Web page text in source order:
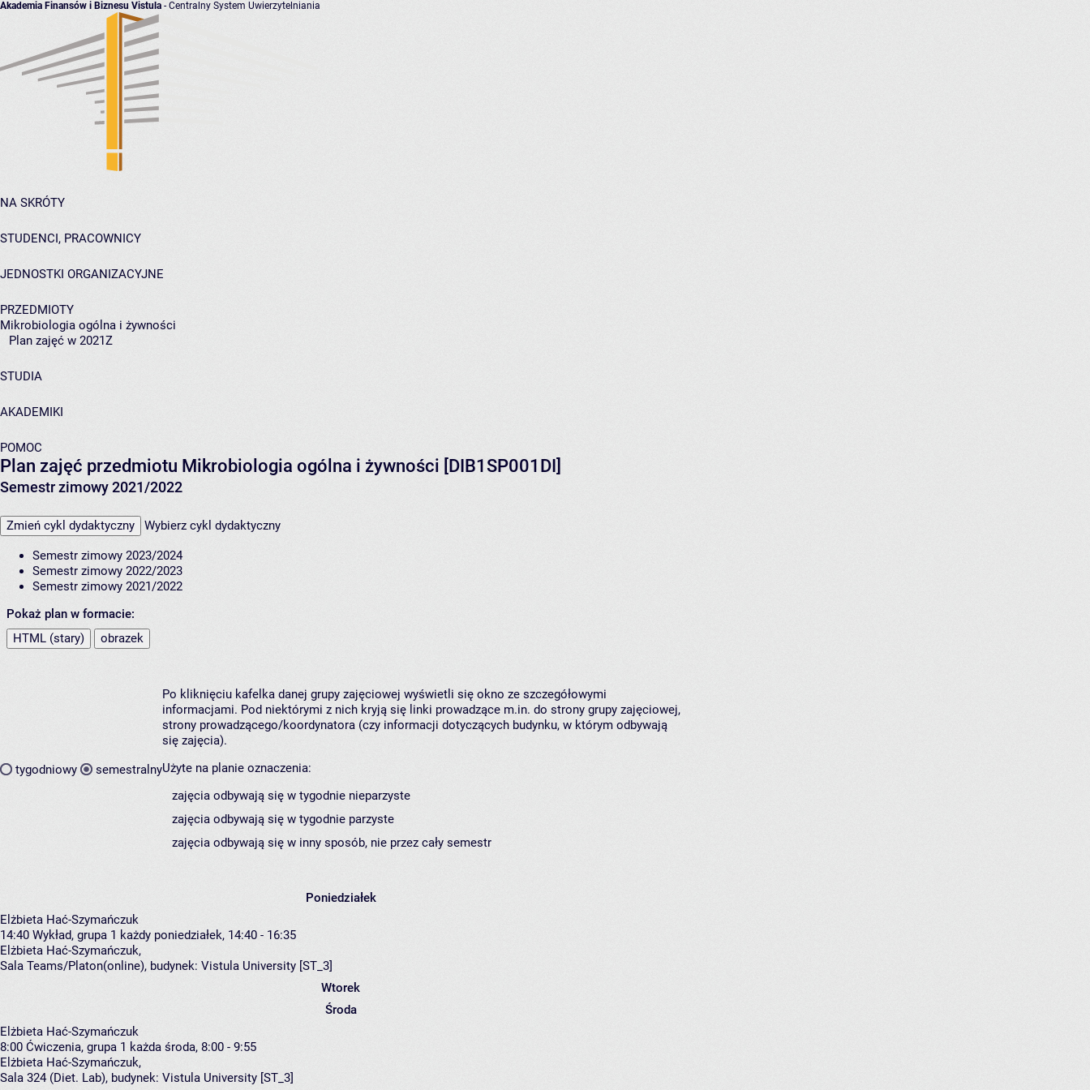
Akademia Finansów i Biznesu Vistula - Centralny System Uwierzytelniania
NA SKRÓTY
STUDENCI, PRACOWNICY
JEDNOSTKI ORGANIZACYJNE
PRZEDMIOTY
Mikrobiologia ogólna i żywności
Plan zajęć w 2021Z
STUDIA
AKADEMIKI
POMOC
Plan zajęć przedmiotu Mikrobiologia ogólna i żywności [DIB1SP001DI]
Semestr zimowy 2021/2022
Zmień cykl dydaktyczny Wybierz cykl dydaktyczny
Semestr zimowy 2023/2024
Semestr zimowy 2022/2023
Semestr zimowy 2021/2022
Pokaż plan w formacie:
HTML (stary)
obrazek
tygodniowy semestralny
Po kliknięciu kafelka danej grupy zajęciowej wyświetli się okno ze szczegółowymi
informacjami. Pod niektórymi z nich kryją się linki prowadzące m.in. do strony grupy zajęciowej,
strony prowadzącego/koordynatora (czy informacji dotyczących budynku, w którym odbywają
się zajęcia).
Użyte na planie oznaczenia:
zajęcia odbywają się w tygodnie nieparzyste
zajęcia odbywają się w tygodnie parzyste
zajęcia odbywają się w inny sposób, nie przez cały semestr
Poniedziałek
Elżbieta Hać-Szymańczuk
14:40 Wykład, grupa 1 każdy poniedziałek, 14:40 - 16:35
Elżbieta Hać-Szymańczuk,
Sala Teams/Platon(online), budynek: Vistula University [ST_3]
Wtorek
Środa
Elżbieta Hać-Szymańczuk
8:00 Ćwiczenia, grupa 1 każda środa, 8:00 - 9:55
Elżbieta Hać-Szymańczuk,
Sala 324 (Diet. Lab), budynek: Vistula University [ST_3]